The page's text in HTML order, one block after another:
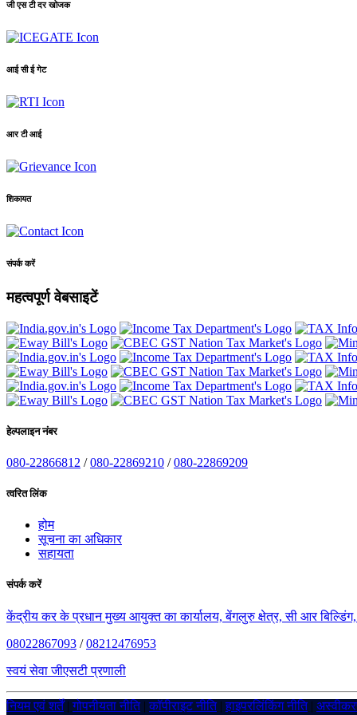
जी एस टी दर खोजक
आई सी ई गेट
आर टी आई
शिकायत
संपर्क करें
महत्वपूर्ण वेबसाइटें
हेल्पलाइन नंबर
080-22866812 /080-22869210 /080-22869209
त्वरित लिंक
होम
सूचना का अधिकार
सहायता
संपर्क करें
केंद्रीय कर के प्रधान मुख्य आयुक्त का कार्यालय, बेंगलुरु क्षेत्र, सी आर
08022867093 /08212476953
स्वयं सेवा जीएसटी प्रणाली
नियम एवं शर्तें|गोपनीयता नीति|कॉपीराइट नीति|हाइपरलिंकिंग नीति|